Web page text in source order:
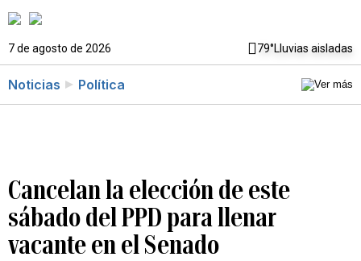
7 de agosto de 2026 79°Lluvias aisladas
Noticias Política
Cancelan la elección de este
sábado del PPD para llenar
vacante en el Senado